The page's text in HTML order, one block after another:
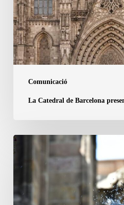
Comunicació
nova
revista
La Catedral de Barcelona
Un
alumne
Fundació